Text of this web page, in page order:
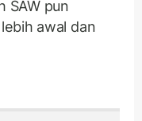
SAW pun
awal dan